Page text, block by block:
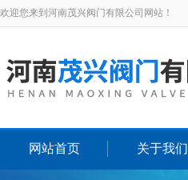
欢迎您来到河南茂兴阀门有限公司网站！
网站首页 关于我们